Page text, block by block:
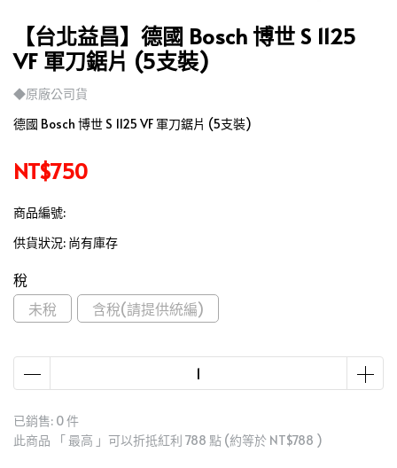
【台北益昌】德國 Bosch 博世 S 1125
VF 軍刀鋸片 (5支裝)
◆原廠公司貨
德國 Bosch 博世 S 1125 VF 軍刀鋸片 (5支裝)
NT$750
商品編號:
供貨狀況: 尚有庫存
稅
未稅
含稅(請提供統編)
已銷售: 0 件
此商品 「 最高 」可以折抵紅利 788 點 (約等於 NT$788 )